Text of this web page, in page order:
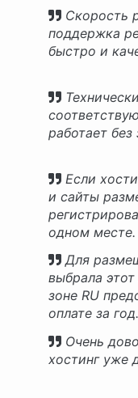
Скорость
поддержка
быстро и
работает
Если
и сайты
одном
Для
выбрала
зоне RU
оплате за год.
Очень
хостинг уже